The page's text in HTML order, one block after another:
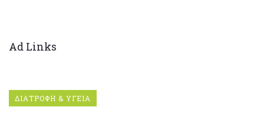
Ad Links
ΔΙΑΤΡΟΦΗ & ΥΓΕΙΑ